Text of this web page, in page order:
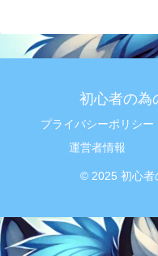
初心者の為
プライバシーポリシー
運営者情報
© 2025 初心者